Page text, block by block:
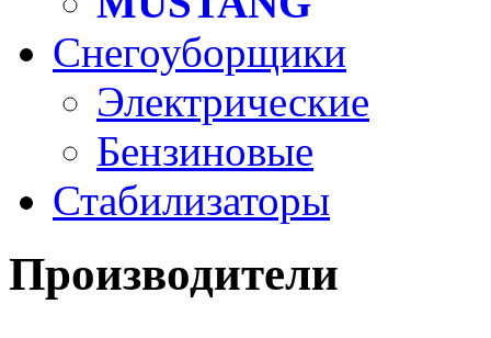
Снегоуборщики
Электрические
Бензиновые
Стабилизаторы
Производители